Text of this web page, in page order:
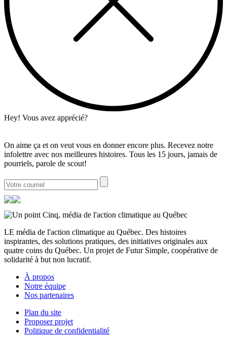
Hey! Vous avez apprécié?
On aime ça et on veut vous en donner encore plus. Recevez notre
infolettre avec nos meilleures histoires. Tous les 15 jours, jamais de
pourriels, parole de scout!
LE média de l'action climatique au Québec. Des histoires
inspirantes, des solutions pratiques, des initiatives originales aux
quatre coins du Québec. Un projet de Futur Simple, coopérative de
solidarité à but non lucratif.
À propos
Notre équipe
Nos partenaires
Plan du site
Proposer projet
Politique de confidentialité